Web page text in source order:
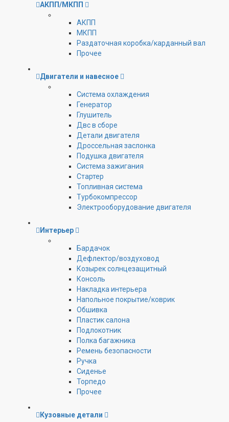
АКПП/МКПП
АКПП
МКПП
Раздаточная коробка/карданный вал
Прочее
Двигатели и навесное
Cистема охлаждения
Генератор
Глушитель
Двс в сборе
Детали двигателя
Дроссельная заслонка
Подушка двигателя
Система зажигания
Стартер
Топливная система
Турбокомпрессор
Электрооборудование двигателя
Интерьер
Бардачок
Дефлектор/воздуховод
Козырек солнцезащитный
Консоль
Накладка интерьера
Напольное покрытие/коврик
Обшивка
Пластик салона
Подлокотник
Полка багажника
Ремень безопасности
Ручка
Сиденье
Торпедо
Прочее
Кузовные детали